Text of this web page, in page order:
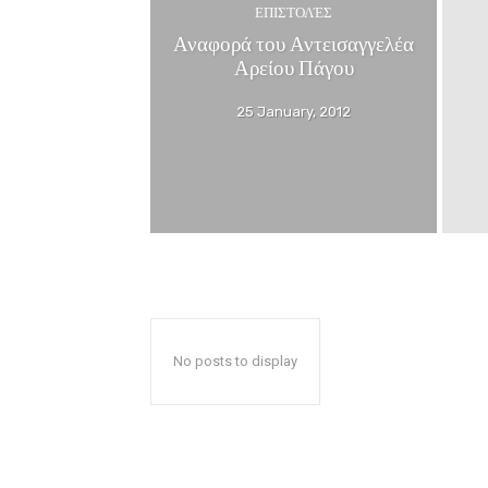
ΕΠΙΣΤΟΛΈΣ
Αναφορά του Αντεισαγγελέα
Αρείου Πάγου
25 January, 2012
No posts to display